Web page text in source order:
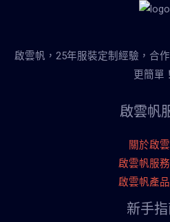
啟雲帆，25年服裝定制經驗，合
更簡單！
啟雲帆
關於啟
啟雲帆服
啟雲帆產
新手